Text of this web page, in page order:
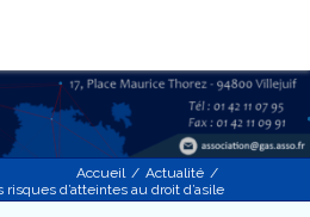
Accueil / Actualité /
d’atteintes au droit d’asile